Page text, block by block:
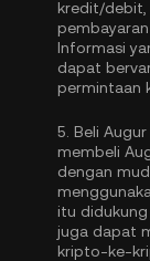
kredit/debit,
Informasi
dapat
permintaan
5. Beli Augur
membeli
dengan
itu
juga dapat
kripto-ke-